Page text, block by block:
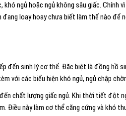
ngủ hoặc ngủ không sâu giấc. Chính
loay hoay chưa biết làm thế nào để
sinh lý cơ thể. Đặc biệt là đồng hồ
với các biểu hiện khó ngủ, ngủ chập
chất lượng giấc ngủ. Khi thời tiết đột
Điều này làm cơ thể căng cứng và khó